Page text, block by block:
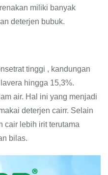
miliki banyak
deterjen bubuk.
tinggi , kandungan
hingga 15,3%.
air. Hal ini yang menjadi
deterjen cairr. Selain
cair lebih irit terutama
bilas.